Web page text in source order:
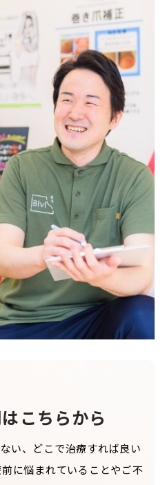
こちらから
い、どこで治療すれば良い
に悩まれていることやご不